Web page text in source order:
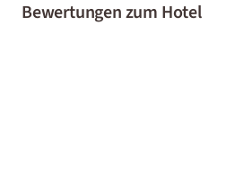
Bewertungen zum Hotel